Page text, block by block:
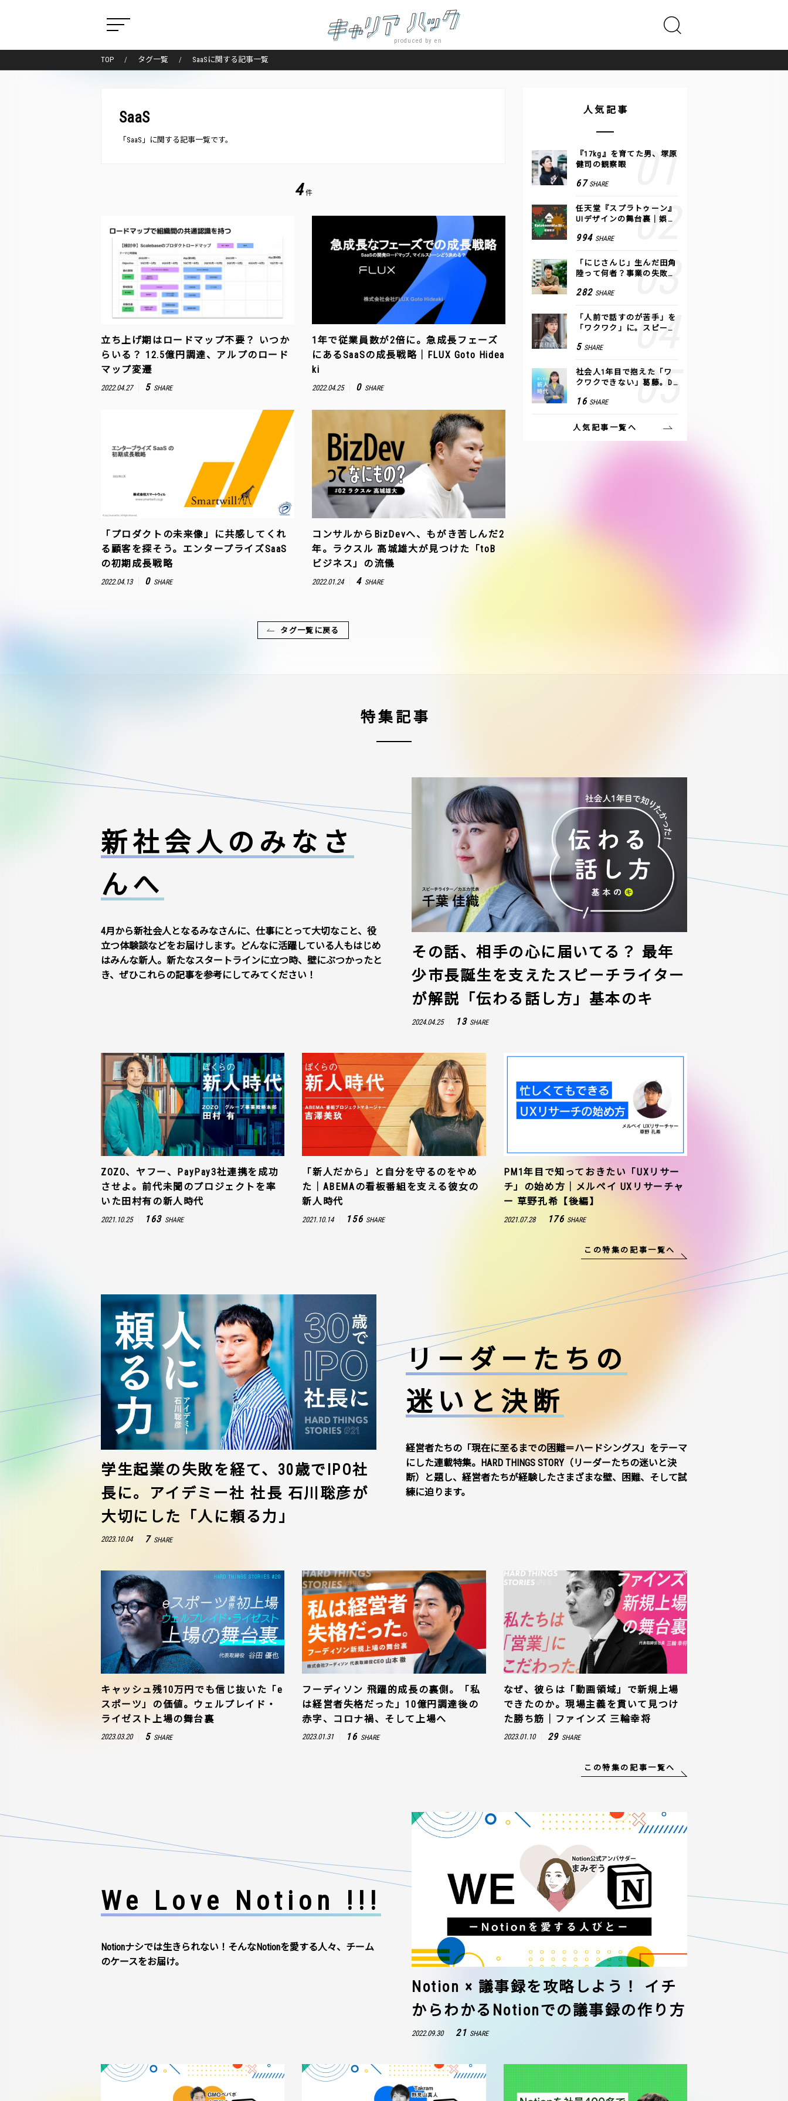
produced by en
TOP タグ一覧 SaaSに関する記事一覧
SaaS
「SaaS」に関する記事一覧です。
4 件
立ち上げ期はロードマップ不要？ いつか
らいる？ 12.5億円調達、アルプのロード
マップ変遷
2022.04.27 5 SHARE
1年で従業員数が2倍に。急成長フェーズ
にあるSaaSの成長戦略｜FLUX Goto Hidea
ki
2022.04.25 0 SHARE
「プロダクトの未来像」に共感してくれ
る顧客を探そう。エンタープライズSaaS
の初期成長戦略
2022.04.13 0 SHARE
コンサルからBizDevへ、もがき苦しんだ2
年。ラクスル 高城雄大が見つけた「toB
ビジネス」の流儀
2022.01.24 4 SHARE
タグ一覧に戻る
人気記事
『17kg』を育てた男、塚原
健司の観察眼
67 SHARE
任天堂『スプラトゥーン』
UIデザインの舞台裏｜娯楽
994 SHARE
「にじさんじ」生んだ田角
陸って何者？事業の失敗
COLOR
282 SHARE
「人前で話すのが苦手」を
「ワクワク」に。スピーチ
方トレーニング」に込めた
5 SHARE
社会人1年目で抱えた「ワ
クワクできない」葛藤。De
つけた、私の生きる道
16 SHARE
人気記事一覧へ
特集記事
新社会人のみなさ
んへ
4月から新社会人となるみなさんに、仕事にとって大切なこと、役
立つ体験談などをお届けします。どんなに活躍している人もはじめ
はみんな新人。新たなスタートラインに立つ時、壁にぶつかったと
き、ぜひこれらの記事を参考にしてみてください！
その話、相手の心に届いてる？ 最年
少市長誕生を支えたスピーチライター
が解説「伝わる話し方」基本のキ
2024.04.25 13 SHARE
ZOZO、ヤフー、PayPay3社連携を成功
させよ。前代未聞のプロジェクトを率
いた田村有の新人時代
2021.10.25 163 SHARE
「新人だから」と自分を守るのをやめ
た｜ABEMAの看板番組を支える彼女の
新人時代
2021.10.14 156 SHARE
PM1年目で知っておきたい「UXリサー
チ」の始め方｜メルペイ UXリサーチャ
ー 草野孔希【後編】
2021.07.28 176 SHARE
この特集の記事一覧へ
リーダーたちの
迷いと決断
経営者たちの「現在に至るまでの困難＝ハードシングス」をテーマ
にした連載特集。HARD THINGS STORY（リーダーたちの迷いと決
断）と題し、経営者たちが経験したさまざまな壁、困難、そして試
練に迫ります。
学生起業の失敗を経て、30歳でIPO社
長に。アイデミー社 社長 石川聡彦が
大切にした「人に頼る力」
2023.10.04 7 SHARE
キャッシュ残10万円でも信じ抜いた「e
スポーツ」の価値。ウェルプレイド・
ライゼスト上場の舞台裏
2023.03.20 5 SHARE
フーディソン 飛躍的成長の裏側。「私
は経営者失格だった」10億円調達後の
赤字、コロナ禍、そして上場へ
2023.01.31 16 SHARE
なぜ、彼らは「動画領域」で新規上場
できたのか。現場主義を貫いて見つけ
た勝ち筋｜ファインズ 三輪幸将
2023.01.10 29 SHARE
この特集の記事一覧へ
We Love Notion !!!
Notionナシでは生きられない！そんなNotionを愛する人々、チーム
のケースをお届け。
Notion × 議事録を攻略しよう！ イチ
からわかるNotionでの議事録の作り方
2022.09.30 21 SHARE